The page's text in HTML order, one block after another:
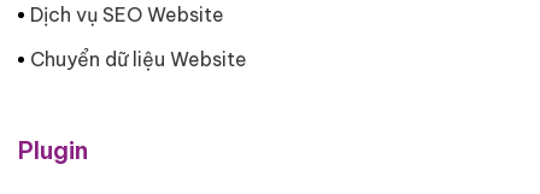
Dịch vụ SEO Website
Chuyển dữ liệu Website
Plugin